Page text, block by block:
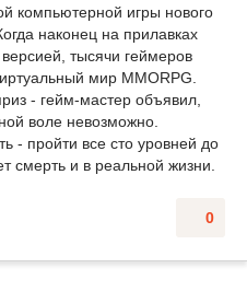
компьютерной игры нового
наконец на прилавках
тысячи геймеров
мир MMORPG.
- гейм-мастер объявил,
воле невозможно.
- пройти все сто уровней до
смерть и в реальной жизни.
0